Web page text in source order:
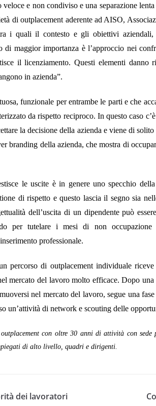
e non condiviso e una separazione
di outplacement aderente ad AISO,
i quali il contesto e gli obiettivi aziendali,
di maggior importanza è l’approccio nei
il licenziamento. Questi elementi danno
in azienda”.
funzionale per entrambe le parti e che
da rispetto reciproco. In questo caso
la decisione della azienda e viene di
branding della azienda, che mostra di
le uscite è in genere uno specchio
di rispetto e questo lascia il segno sia
dell’uscita di un dipendente può
per tutelare i mesi di non
professionale.
percorso di outplacement individuale riceve
mercato del lavoro molto efficace. Dopo
nel mercato del lavoro, segue una
un’attività di network e scouting delle
con oltre 30 anni di attività con sede
di alto livello, quadri e dirigenti.
dei lavoratori